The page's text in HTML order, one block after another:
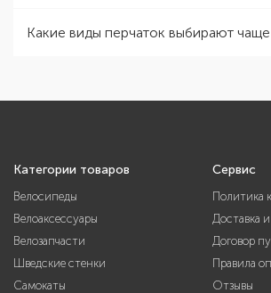
Какие виды перчаток выбирают чаще
Категории товаров
Велосипеды
Велоаксессуары
Велозапчасти
Шведские стенки
Самокаты
Сервис
Политика
Доставка
Договор
Правила
Отзывы